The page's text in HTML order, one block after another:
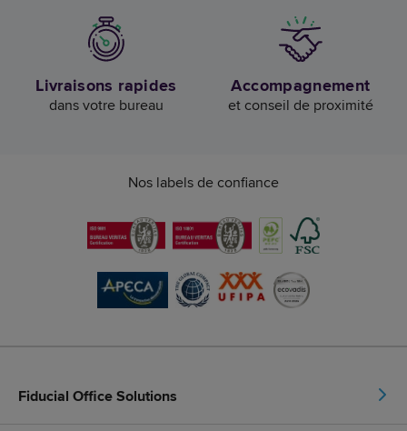
Livraisons rapides
dans votre bureau
Accompagnement
et conseil de proximité
Nos labels de confiance
Fiducial Office Solutions